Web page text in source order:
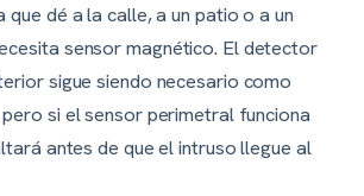
que dé a la calle, a un patio o a un
sensor magnético. El detector
sigue siendo necesario como
si el sensor perimetral funciona
antes de que el intruso llegue al